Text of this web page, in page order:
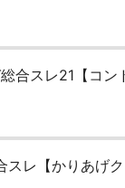
合スレ21【コン
スレ【かりあげ